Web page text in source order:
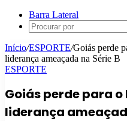
Barra Lateral
Início/ESPORTE/Goiás perde
liderança ameaçada na Série B
ESPORTE
Goiás perde para
liderança